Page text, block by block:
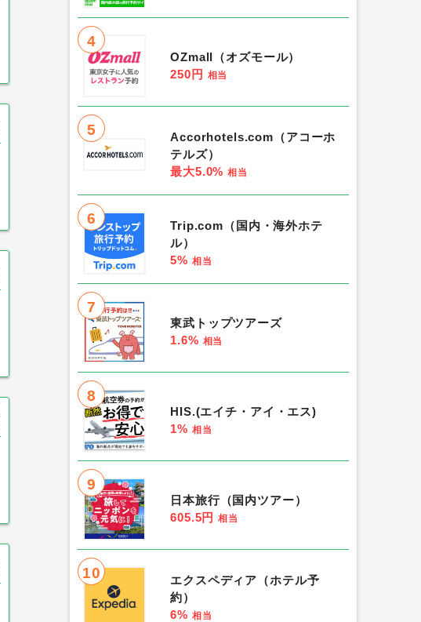
4
OZmall（オズモール）
250円 相当
5
Accorhotels.com（アコーホ
テルズ）
最大5.0% 相当
6
Trip.com（国内・海外ホテ
ル）
5% 相当
7
東武トップツアーズ
1.6% 相当
8
HIS.(エイチ・アイ・エス)
1% 相当
9
日本旅行（国内ツアー）
605.5円 相当
10
エクスペディア（ホテル予
約）
6% 相当